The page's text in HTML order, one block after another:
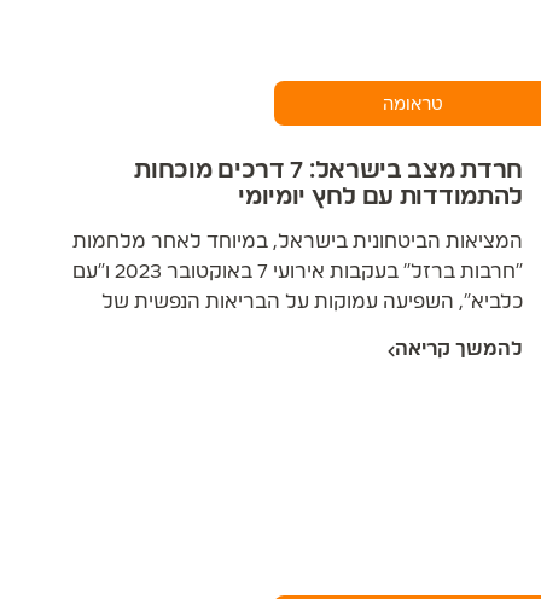
טראומה
חרדת מצב בישראל: 7 דרכים מוכחות
להתמודדות עם לחץ יומיומי
המציאות הביטחונית בישראל, במיוחד לאחר מלחמות
"חרבות ברזל" בעקבות אירועי 7 באוקטובר 2023 ו"עם
כלביא", השפיעה עמוקות על הבריאות הנפשית של
קולומביה מראה כי שיעור הסובלים מחרדה קלינית
להמשך קריאה